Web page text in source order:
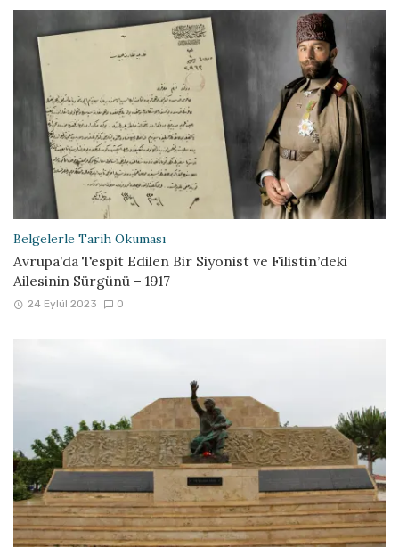
Belgelerle Tarih Okuması
Avrupa’da Tespit Edilen Bir Siyonist ve Filistin’deki
Ailesinin Sürgünü – 1917
24 Eylül 2023 0